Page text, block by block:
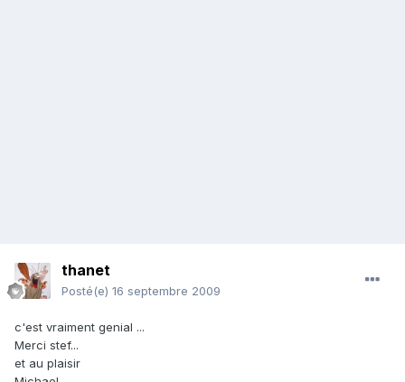
thanet
Posté(e) 16 septembre 2009
c'est vraiment genial ...
Merci stef...
et au plaisir